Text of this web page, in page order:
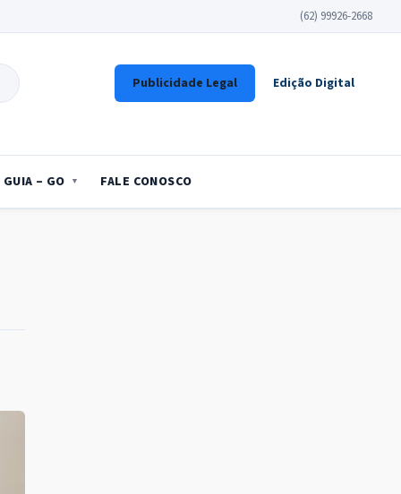
(62) 99926-2668
Publicidade Legal Edição Digital
GUIA – GO FALE CONOSCO